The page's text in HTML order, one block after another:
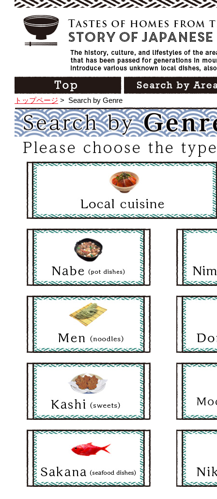
トップページ > Search by Genre